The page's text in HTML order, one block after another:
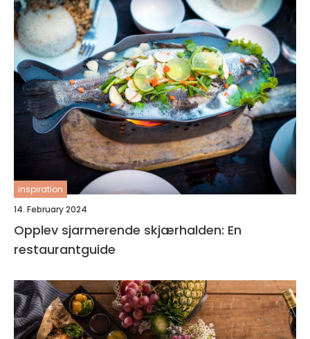
inspiration
14. February 2024
Opplev sjarmerende skjærhalden: En
restaurantguide